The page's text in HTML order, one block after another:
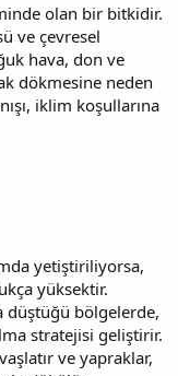
olan bir bitkidir.
ve çevresel
hava, don ve
dökmesine neden
iklim koşullarına
yetiştiriliyorsa,
yüksektir.
düştüğü bölgelerde,
stratejisi geliştirir.
ve yapraklar,